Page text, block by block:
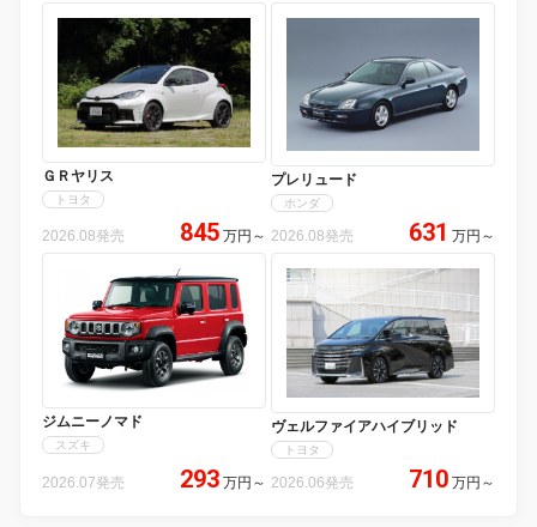
ＧＲヤリス
トヨタ
2026.08発売 845 万円 ～
プレリュード
ホンダ
2026.08発売 631 万円 ～
ジムニーノマド
スズキ
2026.07発売 293 万円 ～
ヴェルファイアハイブリッド
トヨタ
2026.06発売 710 万円 ～